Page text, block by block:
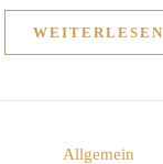
WEITERLESEN
Allgemein